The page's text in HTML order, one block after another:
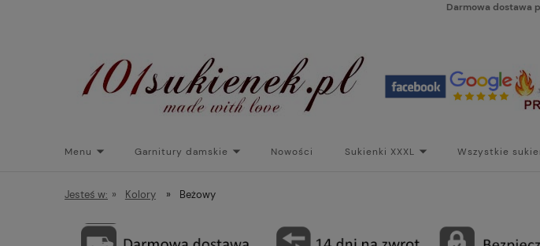
Darmowa dostawa
Menu Garnitury damskie Nowości Sukienki XXXL Wszystkie
Torebki do sukienek Promocje
Jesteś w: » Kolory » Beżowy